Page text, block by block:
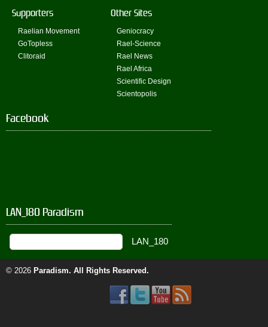
Supporters
Raelian Movement
GoTopless
Clitoraid
Other Sites
Geniocracy
Rael-Science
Rael News
Rael Africa
Scientific Design
Scientopolis
Facebook
LAN_180 Paradism
© 2026 Paradism. All Rights Reserved.